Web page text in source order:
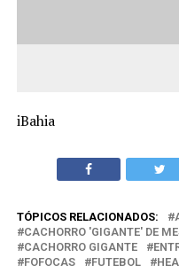
iBahia
TÓPICOS RELACIONADOS:
CACHORRO 'GIGANTE' DE
CACHORRO GIGANTE
FOFOCAS
FUTEBOL